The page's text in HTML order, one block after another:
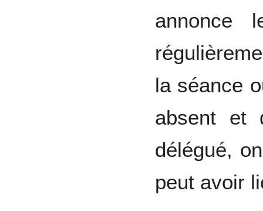
annonce
la séance
absent et
délégué,
peut avoir